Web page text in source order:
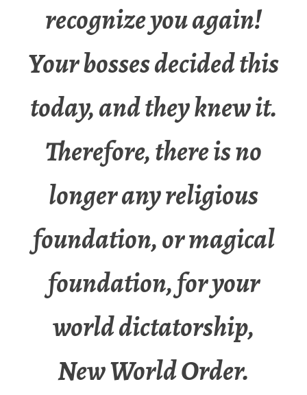
recognize you again!
Your bosses decided this
today, and they knew it.
Therefore, there is no
longer any religious
foundation, or magical
foundation, for your
world dictatorship,
New World Order.